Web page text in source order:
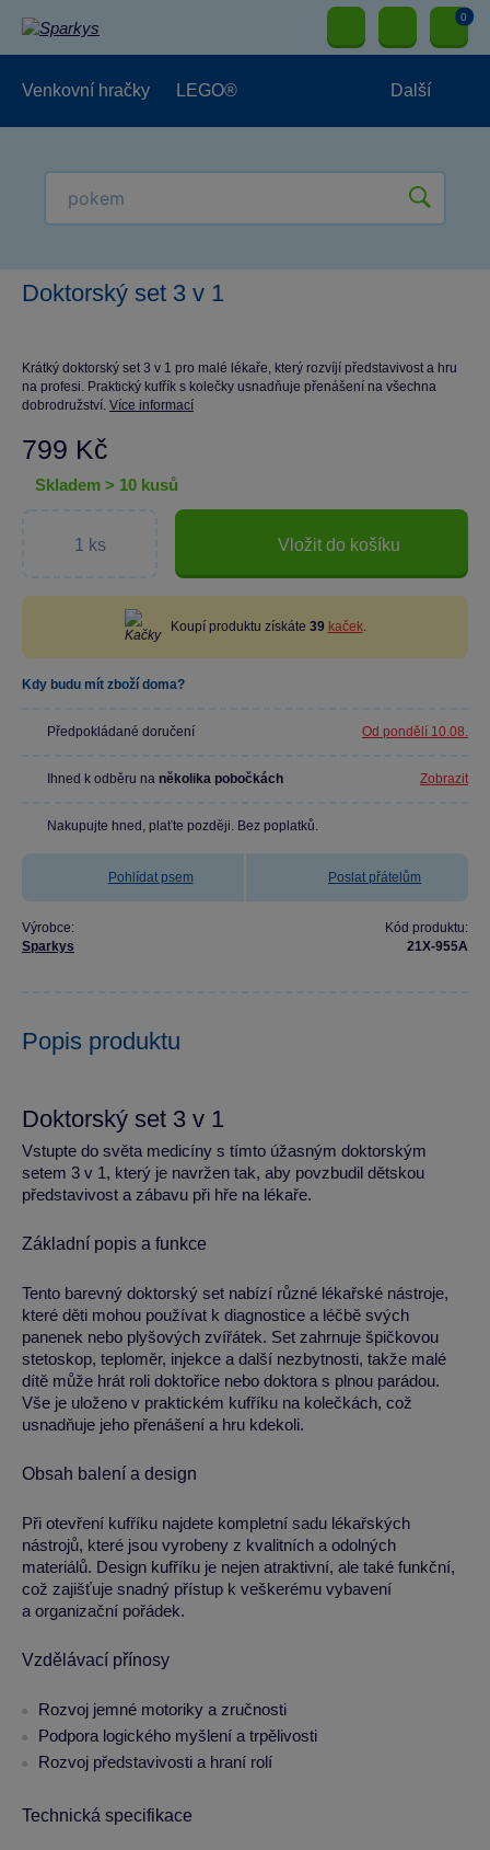
0
Venkovní hračky LEGO® Další
Doktorský set 3 v 1
Krátký doktorský set 3 v 1 pro malé lékaře, který rozvíjí představivost a hru
na profesi. Praktický kufřík s kolečky usnadňuje přenášení na všechna
dobrodružství. Více informací
799 Kč
skladem > 10 kusů
Vložit do košíku
Koupí produktu získáte 39 kaček.
Kdy budu mít zboží doma?
Předpokládané doručení Od pondělí 10.08.
Ihned k odběru na několika pobočkách Zobrazit
Nakupujte hned, plaťte později. Bez poplatků.
Pohlídat psem Poslat přátelům
Výrobce:
Sparkys
Kód produktu:
21X-955A
Popis produktu
Doktorský set 3 v 1
Vstupte do světa medicíny s tímto úžasným doktorským
setem 3 v 1, který je navržen tak, aby povzbudil dětskou
představivost a zábavu při hře na lékaře.
Základní popis a funkce
Tento barevný doktorský set nabízí různé lékařské nástroje,
které děti mohou používat k diagnostice a léčbě svých
panenek nebo plyšových zvířátek. Set zahrnuje špičkovou
stetoskop, teploměr, injekce a další nezbytnosti, takže malé
dítě může hrát roli doktořice nebo doktora s plnou parádou.
Vše je uloženo v praktickém kufříku na kolečkách, což
usnadňuje jeho přenášení a hru kdekoli.
Obsah balení a design
Při otevření kufříku najdete kompletní sadu lékařských
nástrojů, které jsou vyrobeny z kvalitních a odolných
materiálů. Design kufříku je nejen atraktivní, ale také funkční,
což zajišťuje snadný přístup k veškerému vybavení
a organizační pořádek.
Vzdělávací přínosy
Rozvoj jemné motoriky a zručnosti
Podpora logického myšlení a trpělivosti
Rozvoj představivosti a hraní rolí
Technická specifikace